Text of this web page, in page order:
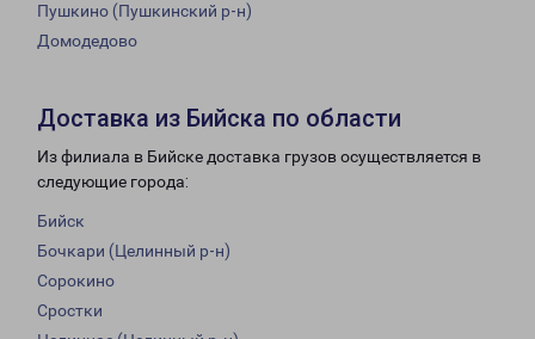
Пушкино (Пушкинский р-н)
Домодедово
Доставка из Бийска по области
Из филиала в Бийске доставка грузов осуществляется в
следующие города:
Бийск
Бочкари (Целинный р-н)
Сорокино
Сростки